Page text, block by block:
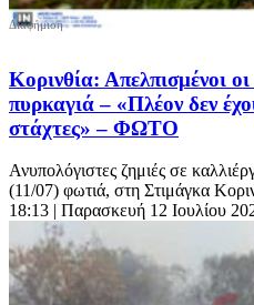
Κορινθία: Απελπισμένοι
πυρκαγιά – «Πλέον δεν
στάχτες» – ΦΩΤΟ
Ανυπολόγιστες ζημιές σε
(11/07) φωτιά, στη Στιμάγκα
18:13 | Παρασκευή 12 Ιουλίου